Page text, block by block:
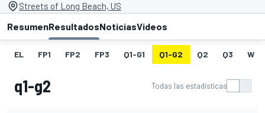
Streets of Long Beach, US
ResumenResultadosNoticiasVideos
EL FP1 FP2 FP3 Q1-G1 Q1-G2 Q2 Q3 W
q1-g2 Todas las estadísticas